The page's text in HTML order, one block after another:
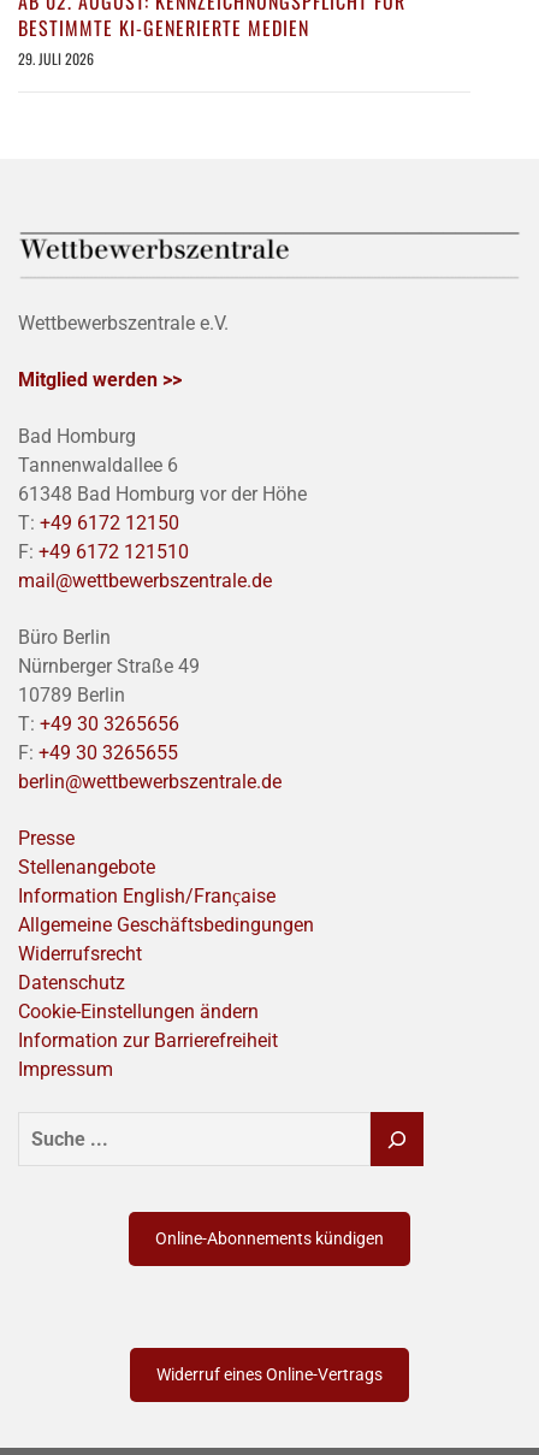
BESTIMMTE KI-GENERIERTE MEDIEN
29. JULI 2026
Wettbewerbszentrale e.V.
Mitglied werden >>
Bad Homburg
Tannenwaldallee 6
61348 Bad Homburg vor der Höhe
T: +49 6172 12150
F: +49 6172 121510
mail@wettbewerbszentrale.de
Büro Berlin
Nürnberger Straße 49
10789 Berlin
T: +49 30 3265656
F: +49 30 3265655
berlin@wettbewerbszentrale.de
Presse
Stellenangebote
Information English/Franҫaise
Allgemeine Geschäftsbedingungen
Widerrufsrecht
Datenschutz
Cookie-Einstellungen ändern
Information zur Barrierefreiheit
Impressum
SUCHEN
Online-Abonnements kündigen
Widerruf eines Online-Vertrags